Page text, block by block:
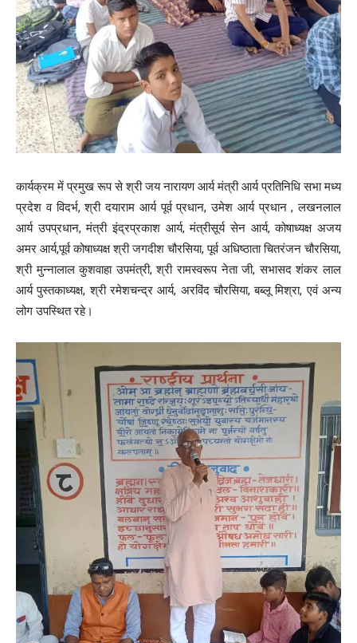
कार्यक्रम में प्रमुख रूप से श्री जय नारायण आर्य मंत्री आर्य प्रतिनिधि सभा मध्य
प्रदेश व‌ विदर्भ, श्री दयाराम आर्य पूर्व प्रधान, उमेश आर्य प्रधान , लखनलाल
आर्य उपप्रधान, मंत्री इंद्रप्रकाश आर्य, मंत्रीसूर्य सेन आर्य, कोषाध्यक्ष अजय
अमर आर्य,पूर्व कोषाध्यक्ष श्री जगदीश चौरसिया, पूर्व अधिष्ठाता चितरंजन चौरसिया,
श्री मुन्नालाल कुशवाहा उपमंत्री, श्री रामस्वरूप नेता जी, सभासद शंकर लाल
आर्य पुस्तकाध्यक्ष, श्री रमेशचन्द्र आर्य, अरविंद चौरसिया, बब्लू मिश्रा, एवं अन्य
लोग उपस्थित रहे।